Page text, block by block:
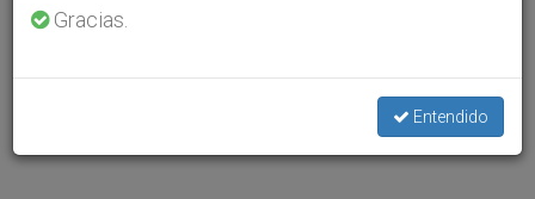
Gracias.
Entendido